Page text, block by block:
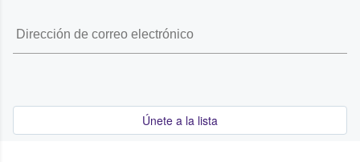
Únete a la lista